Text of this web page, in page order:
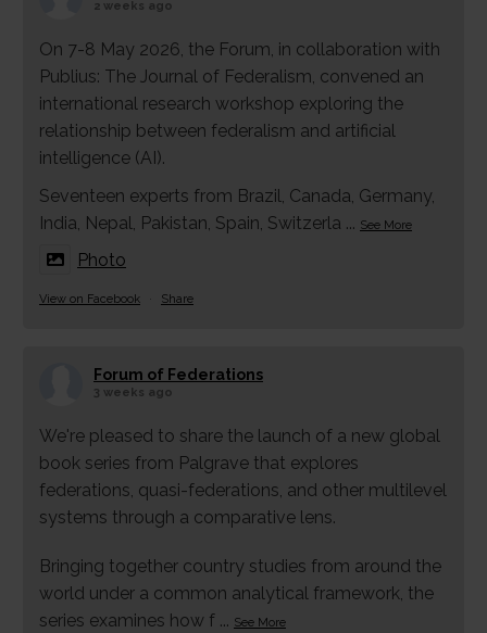
2 weeks ago
On 7-8 May 2026, the Forum, in collaboration with
Publius: The Journal of Federalism, convened an
international research workshop exploring the
relationship between federalism and artificial
intelligence (AI).
Seventeen experts from Brazil, Canada, Germany,
India, Nepal, Pakistan, Spain, Switzerla ... See More
Photo
View on Facebook · Share
Forum of Federations
3 weeks ago
We're pleased to share the launch of a new global
book series from Palgrave that explores
federations, quasi-federations, and other multilevel
systems through a comparative lens.
Bringing together country studies from around the
world under a common analytical framework, the
series examines how f ... See More